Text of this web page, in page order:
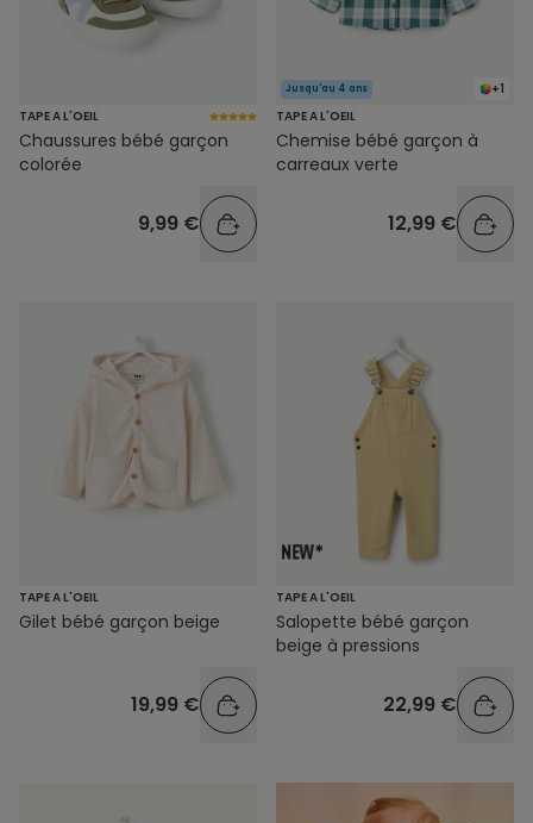
TAPE A L'OEIL
Chaussures bébé garçon
colorée
9,99 €
+1
Jusqu'au 4 ans
TAPE A L'OEIL
Chemise bébé garçon à
carreaux verte
12,99 €
TAPE A L'OEIL
Gilet bébé garçon beige
19,99 €
TAPE A L'OEIL
Salopette bébé garçon
beige à pressions
22,99 €